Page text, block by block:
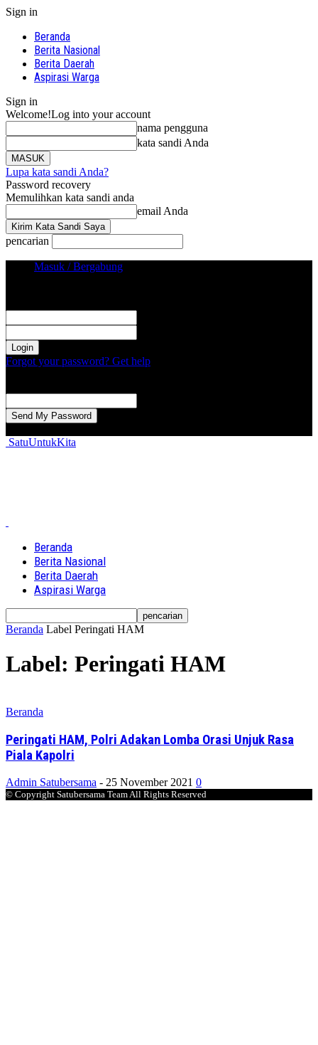
Sign in
Beranda
Berita Nasional
Berita Daerah
Aspirasi Warga
Sign in
Welcome!Log into your account
nama pengguna
kata sandi Anda
Lupa kata sandi Anda?
Password recovery
Memulihkan kata sandi anda
email Anda
pencarian
Masuk / Bergabung
Forgot your password? Get help
SatuUntukKita
Beranda
Berita Nasional
Berita Daerah
Aspirasi Warga
Beranda Label Peringati HAM
Label: Peringati HAM
Beranda
Peringati HAM, Polri Adakan Lomba Orasi Unjuk Rasa
Piala Kapolri
Admin Satubersama - 25 November 2021 0
© Copyright Satubersama Team All Rights Reserved